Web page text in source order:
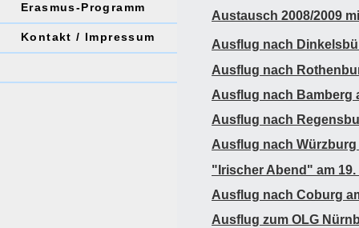
Erasmus-Programm
Kontakt / Impressum
Austausch 2008/2009
Ausflug nach
Ausflug nach
Ausflug nach Bamberg
Ausflug nach
Ausflug nach Würzburg
"Irischer Abend" am 19.
Ausflug nach Coburg
Ausflug zum OLG